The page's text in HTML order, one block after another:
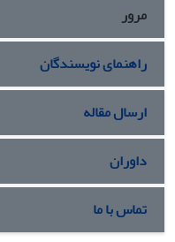
مرور
راهنمای نویسندگان
ارسال مقاله
داوران
تماس با ما